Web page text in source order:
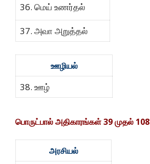
36. மெய் உணர்தல்
37. அவா அறுத்தல்
ஊழியல்
38. ஊழ்
பொருட்பால் அதிகாரங்கள்39முதல் 108
அரசியல்